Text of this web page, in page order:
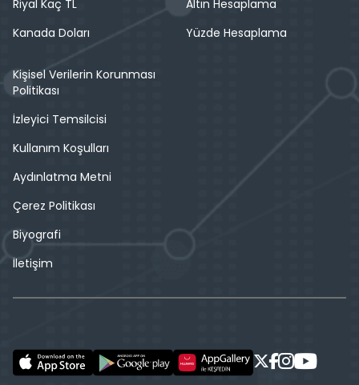
Riyal Kaç TL
Kanada Doları
Altın Hesaplama
Yüzde Hesaplama
Kişisel Verilerin Korunması
Politikası
İzleyici Temsilcisi
Kullanım Koşulları
Aydınlatma Metni
Çerez Politikası
Biyografi
İletişim